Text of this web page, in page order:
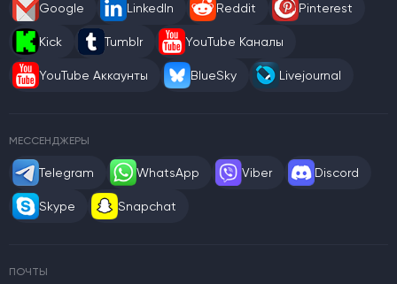
Google LinkedIn Reddit Pinterest
Kick Tumblr YouTube Каналы
YouTube Аккаунты BlueSky Livejournal
МЕССЕНДЖЕРЫ
Telegram WhatsApp Viber Discord
Skype Snapchat
ПОЧТЫ